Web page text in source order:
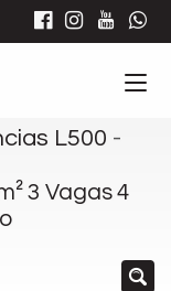
L500 -
3 Vagas 4